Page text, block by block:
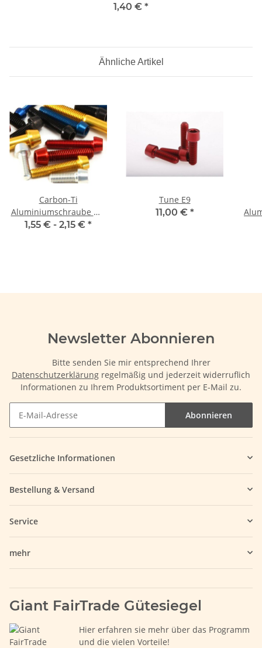
1,40 € *
Ähnliche Artikel
Carbon-Ti
Aluminiumschraube M5
konisch
1,55 € - 2,15 € *
Tune E9
11,00 € *
Newsletter Abonnieren
Bitte senden Sie mir entsprechend Ihrer
Datenschutzerklärung regelmäßig und jederzeit widerruflich
Informationen zu Ihrem Produktsortiment per E-Mail zu.
Abonnieren
Gesetzliche Informationen
Bestellung & Versand
Service
mehr
Giant FairTrade Gütesiegel
Hier erfahren sie mehr über das Programm
und die vielen Vorteile!